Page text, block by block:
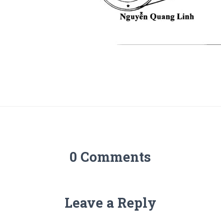
0 Comments
Leave a Reply